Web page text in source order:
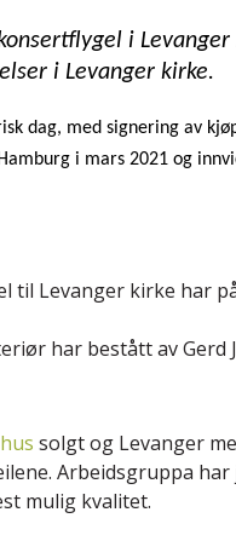
i
i Levanger kirke.
dag, med signering av
i mars 2021 og
til Levanger kirke har
har bestått av Gerd
solgt og Levanger
Arbeidsgruppa
mulig kvalitet.